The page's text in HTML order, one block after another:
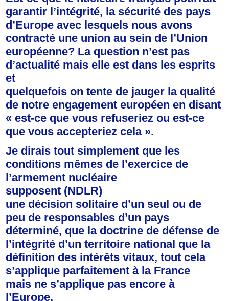
garantir l’intégrité, la sécurité des pays
d’Europe avec lesquels nous avons
contracté une union au sein de l’Union
européenne? La question n’est pas
d’actualité mais elle est dans les esprits
et
quelquefois on tente de jauger la qualité
de notre engagement européen en disant
« est-ce que vous refuseriez ou est-ce
que vous accepteriez cela ».
Je dirais tout simplement que les
conditions mêmes de l’exercice de
l’armement nucléaire
supposent (NDLR)
une décision solitaire d’un seul ou de
peu de responsables d’un pays
déterminé, que la doctrine de défense de
l’intégrité d’un territoire national que la
définition des intérêts vitaux, tout cela
s’applique parfaitement à la France
mais ne s’applique pas encore à
l’Europe.